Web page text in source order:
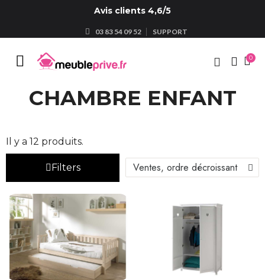
Avis clients 4,6/5
03 83 54 09 52 SUPPORT
shopping_cart (0)
CHAMBRE ENFANT
Il y a 12 produits.
Filters